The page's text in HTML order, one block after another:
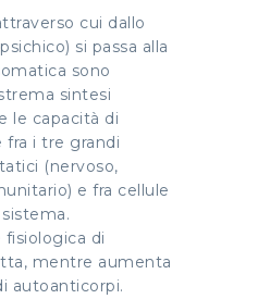
cui dallo
si passa alla
sono
sintesi
le capacità di
fra i tre grandi
(nervoso,
e fra cellule
fisiologica di
mentre aumenta
autoanticorpi.